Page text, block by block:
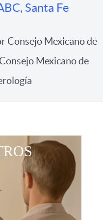
Santa Fe
Consejo Mexicano de
Mexicano de